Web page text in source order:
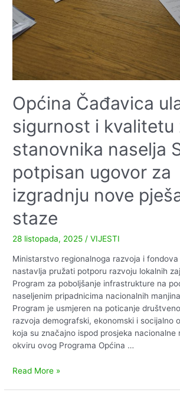
Općina Čađavica
sigurnost i kvalitetu
stanovnika naselja
potpisan ugovor za
izgradnju nove
staze
28 listopada, 2025/VIJESTI
Ministarstvo regionalnoga razvoja i fondova
nastavlja pružati potporu razvoju lokalnih
Program za poboljšanje infrastrukture na
naseljenim pripadnicima nacionalnih
Program je usmjeren na poticanje
razvoja demografski, ekonomski i socijalno
koja su značajno ispod prosjeka
okviru ovog Programa Općina …
Općina
Read More »